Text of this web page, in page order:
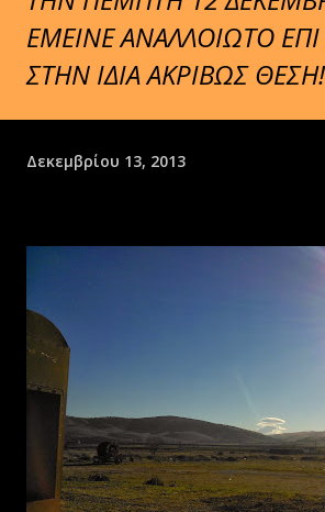
ΕΜΕΙΝΕ ΑΝΑΛΛΟΙΩΤΟ
ΣΤΗΝ ΙΔΙΑ ΑΚΡΙΒΩΣ ΘΕΣΗ!
Δεκεμβρίου 13, 2013